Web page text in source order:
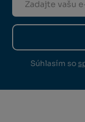
Súhlasím so